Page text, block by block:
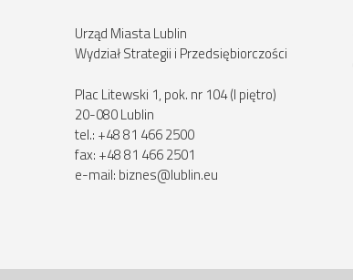
Urząd Miasta Lublin
Wydział Strategii i Przedsiębiorczości
Plac Litewski 1, pok. nr 104 (I piętro)
20-080 Lublin
tel.: +48 81 466 2500
fax: +48 81 466 2501
e-mail: biznes@lublin.eu